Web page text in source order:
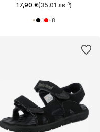
17,90 €(35,01 лв.³)
+8